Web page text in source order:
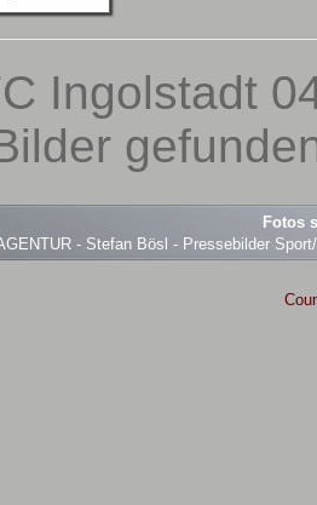
Ingolstadt
Fotos
- Stefan Bösl - Pressebilder